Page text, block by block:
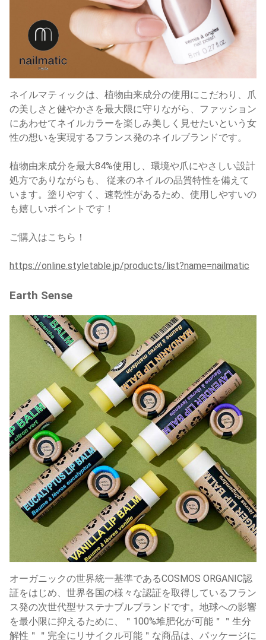
ネイルマティックは、植物由来成分の使用にこだわり、爪
の美しさと健やかさを最大限に守りながら、ファッション
にあわせてネイルカラーを楽しみ美しく見せたいという女
性の想いを実現するフランス発のネイルブランドです。
植物由来成分を最大84%使用し、環境や爪にやさしい設計
処方でありながらも、 従来のネイルの品質特性を備えて
います。塗りやすく、速乾性があるため、使用しやすいの
も嬉しいポイントです！
ご購入はこちら！
https://online.styletable.jp/products/list?name=nailmatic
Earth Sense
オーガニックの世界統一基準であるCOSMOS ORGANIC認
証をはじめ、世界各国の様々な認証を取得しているフラン
ス発の次世代型サステナブルブランドです。地球への影響
を最小限に抑えるために、＂100%堆肥化が可能＂＂生分
解性＂＂完全にリサイクル可能＂な商品は、パッケージに